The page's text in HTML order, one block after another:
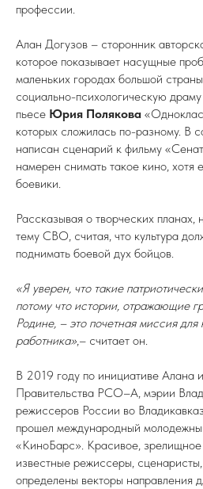
профессии.
Алан Догузов – сторонник
которое показывает насущные
маленьких городах большой
социально-психологическую
пьесе Юрия Полякова
которых сложилась по-разному. В
написан сценарий к фильму
намерен снимать такое кино, хотя
боевики.
Рассказывая о творческих
тему СВО, считая, что культура
поднимать боевой дух бойцов.
«Я уверен, что такие
потому что истории, отражающие
Родине, – это почетная миссия для
работника»,– считает он.
В 2019 году по инициативе Алана
Правительства РСО–А, мэрии
режиссеров России во
прошел международный
«КиноБарс». Красивое, зрелищное
известные режиссеры,
определены векторы направления